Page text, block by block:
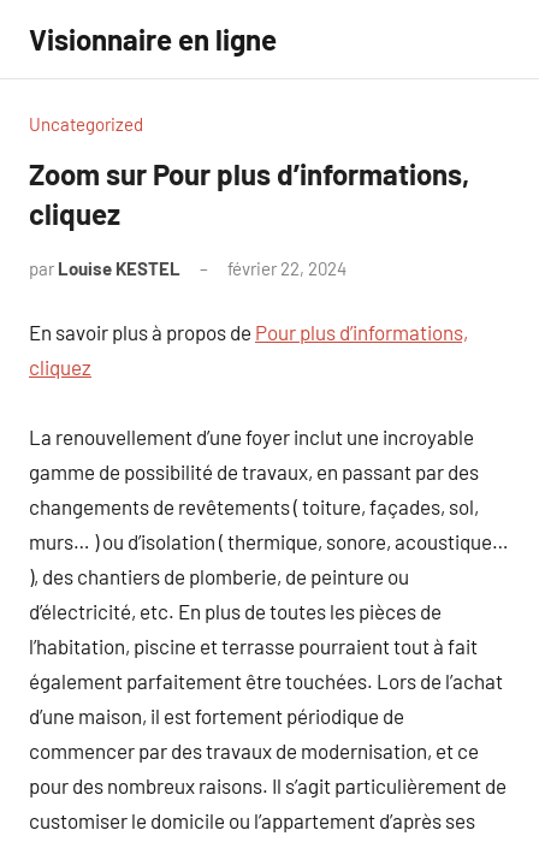
contenu
Visionnaire en ligne
Uncategorized
Zoom sur Pour plus d’informations,
cliquez
par Louise KESTEL février 22, 2024
En savoir plus à propos de Pour plus d’informations,
cliquez
La renouvellement d’une foyer inclut une incroyable
gamme de possibilité de travaux, en passant par des
changements de revêtements ( toiture, façades, sol,
murs… ) ou d’isolation ( thermique, sonore, acoustique…
), des chantiers de plomberie, de peinture ou
d’électricité, etc. En plus de toutes les pièces de
l’habitation, piscine et terrasse pourraient tout à fait
également parfaitement être touchées. Lors de l’achat
d’une maison, il est fortement périodique de
commencer par des travaux de modernisation, et ce
pour des nombreux raisons. Il s’agit particulièrement de
customiser le domicile ou l’appartement d’après ses